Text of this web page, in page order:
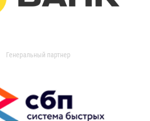
Генеральный партнер